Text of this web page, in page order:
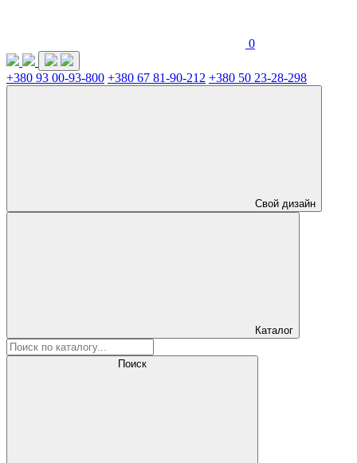
0
+380 93 00-93-800 +380 67 81-90-212 +380 50 23-28-298
Свой дизайн
Каталог
Поиск